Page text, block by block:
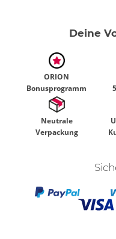
Deine
ORION
Bonusprogramm
Neutrale
Verpackung